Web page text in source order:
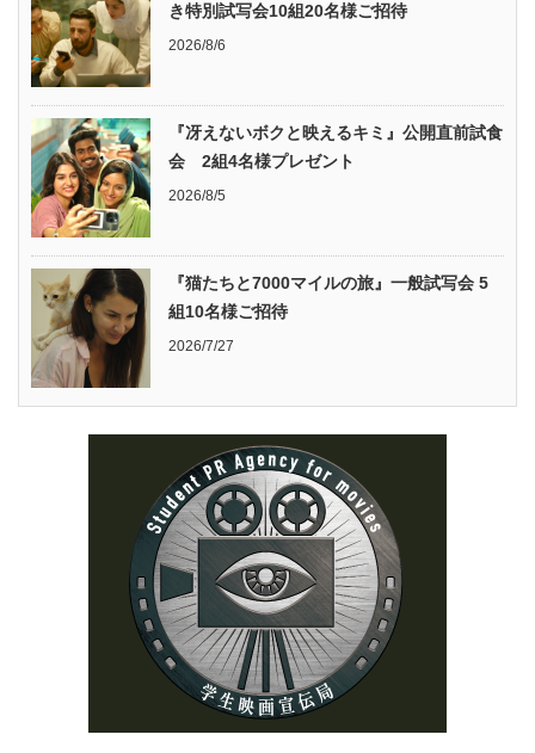
き特別試写会10組20名様ご招待
2026/8/6
『冴えないボクと映えるキミ』公開直前試食
会 2組4名様プレゼント
2026/8/5
『猫たちと7000マイルの旅』一般試写会 5
組10名様ご招待
2026/7/27